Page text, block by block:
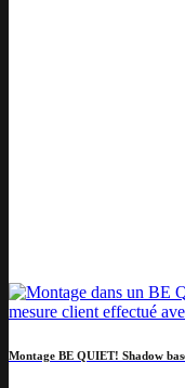
Montage BE QUIET! Shadow